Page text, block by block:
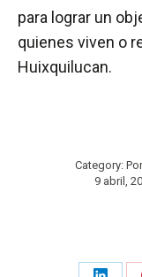
para lograr un
quienes viven o
Huixquilucan.
Category:
9 abril,